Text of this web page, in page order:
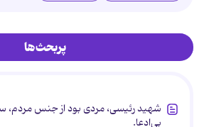
پربحث‌ها
شهید رئیسی، مردی بود از جنس مردم،
بی‌ادعا.